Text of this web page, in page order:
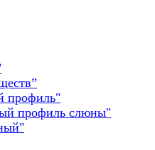
профиль"
профиль слюны"